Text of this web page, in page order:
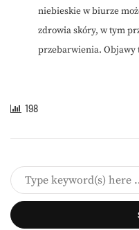
niebieskie w biurze
zdrowia skóry, w tym
przebarwienia. Objawy
198